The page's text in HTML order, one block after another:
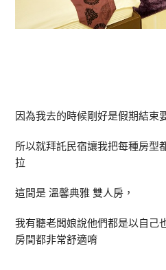
因為我去的時候剛好是假期結束
所以就拜託民宿讓我把每種房型
拉
這間是 溫馨典雅 雙人房，
我有聽老闆娘說他們都是以自己
房間都非常舒適唷